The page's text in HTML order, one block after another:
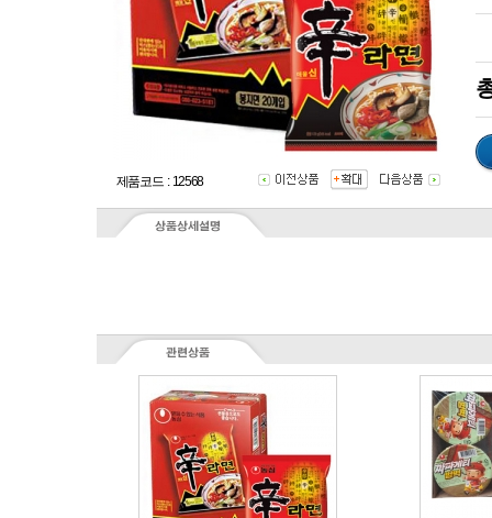
제품코드 : 12568